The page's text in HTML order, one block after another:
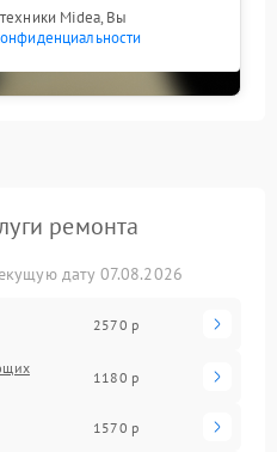
Midea, Вы
ремонта
дату 07.08.2026
2570 р
1180 р
1570 р